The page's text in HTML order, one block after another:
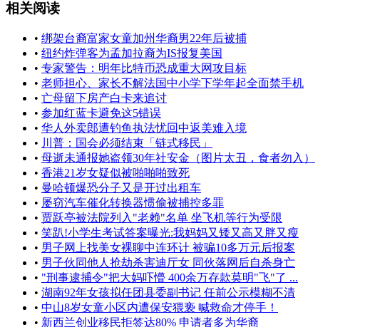
相关阅读
• 绑架台裔富家女童加州华裔男22年后被捕
• 纽约炸弹客为孟加拉裔为IS报复美国
• 专家警告：明年比特币恐成重大网攻目标
• 老师担心、家长不解法国中小学下学年起全面禁手机
• 亡母留下房产白卡来追讨
• 参加红蓝卡避免这5错误
• 华人外卖郎遭钓鱼执法忧回中返美难入境
• 川普：国会必须结束「链式移民」
• 母逝未通报她盗领30年社安金（图片太丑，食者勿入）
• 香港21岁女疑似被啪啪啪致死
• 曼哈顿爆恐分子又是开过出租车
• 屡窃汽车催化转换器惯偷被捕控多罪
• 贾跃亭被法院列入"老赖"名单 坐飞机等行为受限
• 笑趴!小学生考试答案曝光:我妈妈又矮又高又胖又瘦
• 男子网上找美女裸聊中连环计 被骗10多万元后报案
• 男子伙同他人抢劫杀害迪厅女 同伙落网后自杀身亡
• "刑事逮捕令"把大妈吓懵 400余万存款莫明"飞"了 ...
• 湖南92年女孩拟任团县委副书记 任前公示模糊不清
• 中山8岁女童小区内遭保安猥亵 喊救命才停手！
• 新西兰创业移民拒签达80% 申请者多为华裔